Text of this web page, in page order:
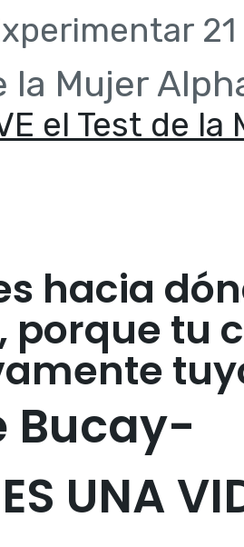
la Mujer
el Test de
hacia
porque tu
Bucay-
UNA